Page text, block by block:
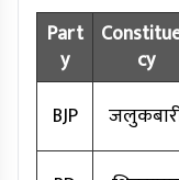
Part
y
cy
BJP